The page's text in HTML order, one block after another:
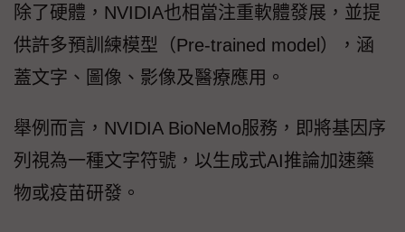
除了硬體，NVIDIA也相當注重軟體發展，並提
供許多預訓練模型（Pre-trained model），涵
蓋文字、圖像、影像及醫療應用。
舉例而言，NVIDIA BioNeMo服務，即將基因序
列視為一種文字符號，以生成式AI推論加速藥
物或疫苗研發。